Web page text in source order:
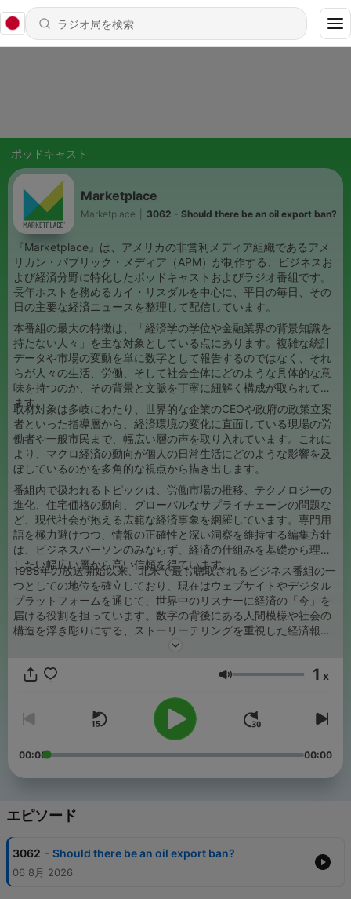
ポッドキャスト
Marketplace
Marketplace 3062 - Should there be an oil export ban?
『Marketplace』は、アメリカの非営利メディア組織であるアメ
リカン・パブリック・メディア（APM）が制作する、ビジネスお
よび経済分野に特化したポッドキャストおよびラジオ番組です。
長年ホストを務めるカイ・リスダルを中心に、平日の毎日、その
日の主要な経済ニュースを整理して配信しています。
本番組の最大の特徴は、「経済学の学位や金融業界の背景知識を
持たない人々」を主な対象としている点にあります。複雑な統計
データや市場の変動を単に数字として報告するのではなく、それ
らが人々の生活、労働、そして社会全体にどのような具体的な意
味を持つのか、その背景と文脈を丁寧に紐解く構成が取られてい
ます。
取材対象は多岐にわたり、世界的な企業のCEOや政府の政策立案
者といった指導層から、経済環境の変化に直面している現場の労
働者や一般市民まで、幅広い層の声を取り入れています。これに
より、マクロ経済の動向が個人の日常生活にどのような影響を及
ぼしているのかを多角的な視点から描き出します。
番組内で扱われるトピックは、労働市場の推移、テクノロジーの
進化、住宅価格の動向、グローバルなサプライチェーンの問題な
ど、現代社会が抱える広範な経済事象を網羅しています。専門用
語を極力避けつつ、情報の正確性と深い洞察を維持する編集方針
は、ビジネスパーソンのみならず、経済の仕組みを基礎から理解
したい幅広い層から高い信頼を得ています。
1988年の放送開始以来、北米で最も聴取されるビジネス番組の一
つとしての地位を確立しており、現在はウェブサイトやデジタル
プラットフォームを通じて、世界中のリスナーに経済の「今」を
届ける役割を担っています。数字の背後にある人間模様や社会の
構造を浮き彫りにする、ストーリーテリングを重視した経済報道
音量 1 x
00:00 00:00
エピソード
3062 - Should there be an oil export ban?
06 8月 2026